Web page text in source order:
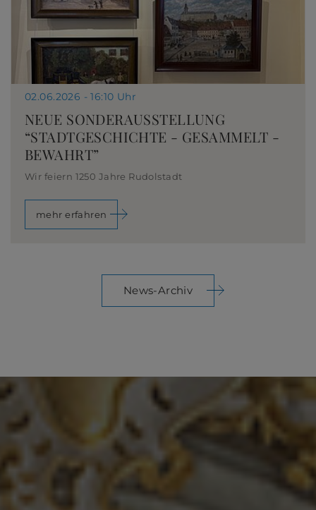
02.06.2026 - 16:10 Uhr
NEUE SONDERAUSSTELLUNG
“STADTGESCHICHTE - GESAMMELT -
BEWAHRT”
Wir feiern 1250 Jahre Rudolstadt
mehr erfahren
News-Archiv